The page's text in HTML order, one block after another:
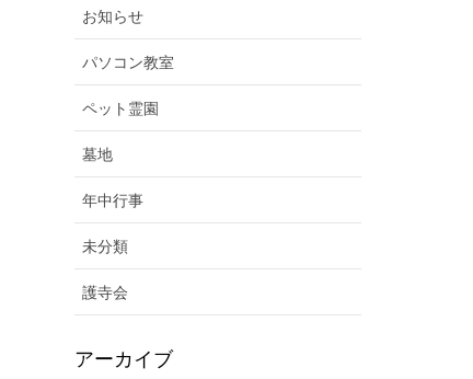
お知らせ
パソコン教室
ペット霊園
墓地
年中行事
未分類
護寺会
アーカイブ